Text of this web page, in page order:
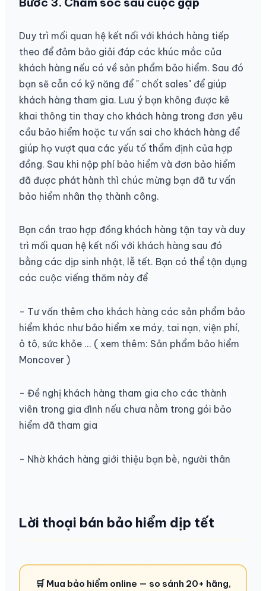
Duy trì mối quan hệ kết nối với khách hàng tiếp
theo để đảm bảo giải đáp các khúc mắc của
khách hàng nếu có về sản phẩm bảo hiểm. Sau đó
bạn sẽ cẫn có kỹ năng để " chốt sales" để giúp
khách hàng tham gia. Lưu ý bạn không được kê
khai thông tin thay cho khách hàng trong đơn yêu
cầu bảo hiểm hoặc tư vấn sai cho khách hàng để
giúp họ vượt qua các yếu tố thẩm định của hợp
đồng. Sau khi nộp phí bảo hiểm và đơn bảo hiểm
đã được phát hành thì chúc mừng bạn đã tư vấn
bảo hiểm nhân thọ thành công.
Bạn cần trao hợp đồng khách hàng tận tay và duy
trì mối quan hệ kết nối với khách hàng sau đó
bằng các dịp sinh nhật, lễ tết. Bạn có thể tận dụng
các cuộc viếng thăm này để
- Tư vấn thêm cho khách hàng các sản phẩm bảo
hiểm khác như bảo hiểm xe máy, tai nạn, viện phí,
ô tô, sức khỏe ... ( xem thêm: Sản phẩm bảo hiểm
Moncover )
- Đề nghị khách hàng tham gia cho các thành
viên trong gia đình nếu chưa nằm trong gói bảo
hiểm đã tham gia
- Nhờ khách hàng giới thiệu bạn bè, người thân
Lời thoại bán bảo hiểm dịp tết
🛒 Mua bảo hiểm online — so sánh 20+ hãng,